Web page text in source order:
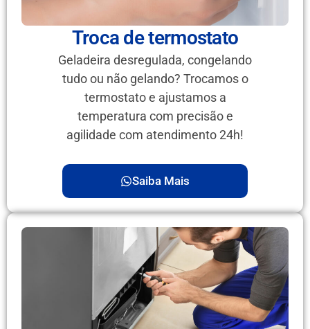
Troca de termostato
Geladeira desregulada, congelando
tudo ou não gelando? Trocamos o
termostato e ajustamos a
temperatura com precisão e
agilidade com atendimento 24h!
Saiba Mais